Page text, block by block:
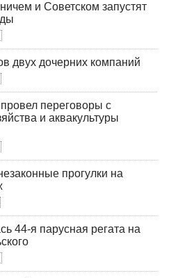
и Советском запустят
двух дочерних компаний
переговоры с
и аквакультуры
прогулки на
44-я парусная регата на